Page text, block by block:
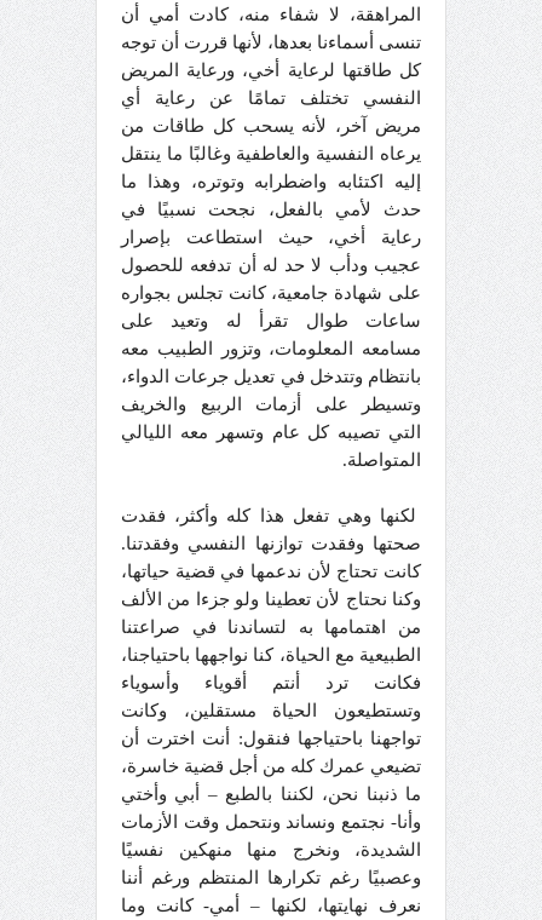
المراهقة، لا شفاء منه، كادت أمي أن
تنسى أسماءنا بعدها، لأنها قررت أن توجه
كل طاقتها لرعاية أخي، ورعاية المريض
النفسي تختلف تمامًا عن رعاية أي
مريض آخر، لأنه يسحب كل طاقات من
يرعاه النفسية والعاطفية وغالبًا ما ينتقل
إليه اكتئابه واضطرابه وتوتره، وهذا ما
حدث لأمي بالفعل، نجحت نسبيًا في
رعاية أخي، حيث استطاعت بإصرار
عجيب ودأب لا حد له أن تدفعه للحصول
على شهادة جامعية، كانت تجلس بجواره
ساعات طوال تقرأ له وتعيد على
مسامعه المعلومات، وتزور الطبيب معه
بانتظام وتتدخل في تعديل جرعات الدواء،
وتسيطر على أزمات الربيع والخريف
التي تصيبه كل عام وتسهر معه الليالي
المتواصلة.
لكنها وهي تفعل هذا كله وأكثر، فقدت
صحتها وفقدت توازنها النفسي وفقدتنا.
كانت تحتاج لأن ندعمها في قضية حياتها،
وكنا نحتاج لأن تعطينا ولو جزءا من الألف
من اهتمامها به لتساندنا في صراعتنا
الطبيعية مع الحياة، كنا نواجهها باحتياجنا،
فكانت ترد أنتم أقوياء وأسوياء
وتستطيعون الحياة مستقلين، وكانت
تواجهنا باحتياجها فنقول: أنت اخترت أن
تضيعي عمرك كله من أجل قضية خاسرة،
ما ذنبنا نحن، لكننا بالطبع – أبي وأختي
وأنا- نجتمع ونساند ونتحمل وقت الأزمات
الشديدة، ونخرج منها منهكين نفسيًا
وعصبيًا رغم تكرارها المنتظم ورغم أننا
نعرف نهايتها، لكنها – أمي- كانت وما